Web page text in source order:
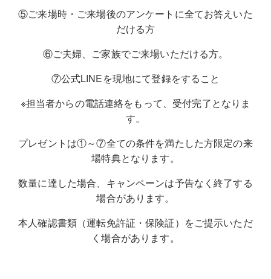
⑤ご来場時・ご来場後のアンケートに全てお答えいた
だける方
⑥ご夫婦、ご家族でご来場いただける方。
⑦公式LINEを現地にて登録をすること
※担当者からの電話連絡をもって、受付完了となりま
す。
プレゼントは①～⑦全ての条件を満たした方限定の来
場特典となります。
数量に達した場合、キャンペーンは予告なく終了する
場合があります。
本人確認書類（運転免許証・保険証）をご提示いただ
く場合があります。